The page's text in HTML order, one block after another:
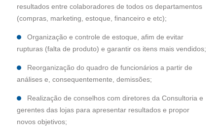
resultados entre colaboradores de todos os departamentos
(compras, marketing, estoque, financeiro e etc);
Organização e controle de estoque, afim de evitar
rupturas (falta de produto) e garantir os itens mais vendidos;
Reorganização do quadro de funcionários a partir de
análises e, consequentemente, demissões;
Realização de conselhos com diretores da Consultoria e
gerentes das lojas para apresentar resultados e propor
novos objetivos;